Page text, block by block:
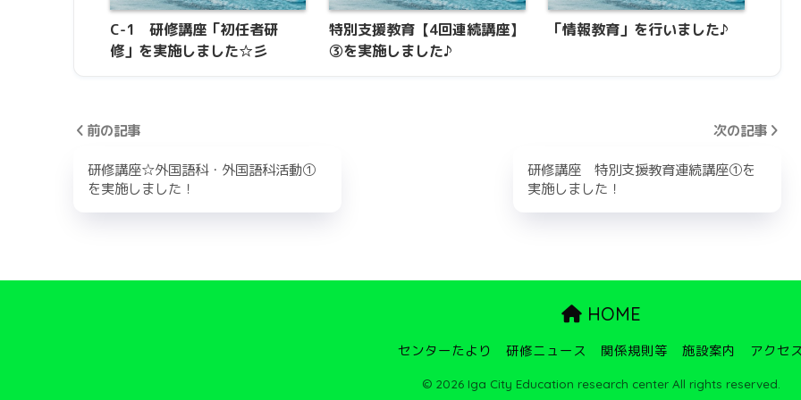
C-1 研修講座「初任者研
修」を実施しました☆彡
特別支援教育【4回連続講座】
③を実施しました♪
「情報教育」を行いました♪
前の記事
研修講座☆外国語科・外国語科活動①
を実施しました！
次の記事
研修講座 特別支援教育連続講座①を
実施しました！
HOME
センターたより 研修ニュース 関係規則等 施設案内 アクセ
© 2026 Iga City Education research center All rights reserved.